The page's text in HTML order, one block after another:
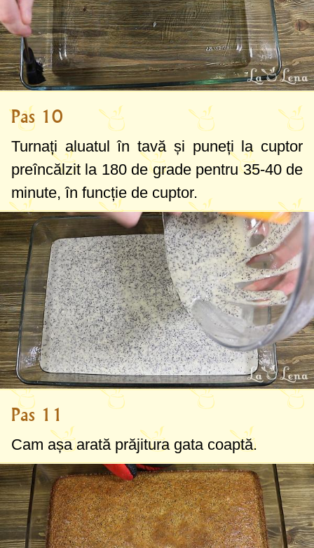
Pas 10
Turnați aluatul în tavă și puneți la cuptor
preîncălzit la 180 de gradepentru 35-40 de
minute, în funcție de cuptor.
Pas 11
Cam așa arată prăjitura gata coaptă.